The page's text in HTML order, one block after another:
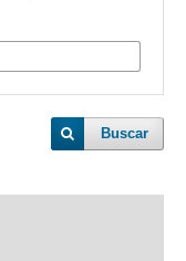
Buscar